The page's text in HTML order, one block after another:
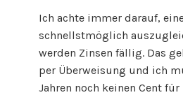
Ich achte immer darauf,
schnellstmöglich
werden Zinsen fällig. Das
per Überweisung und ich
Jahren noch keinen Cent für